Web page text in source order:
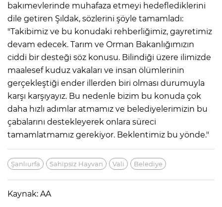
bakımevlerinde muhafaza etmeyi hedeflediklerini
dile getiren Şıldak, sözlerini şöyle tamamladı:
"Takibimiz ve bu konudaki rehberliğimiz, gayretimiz
devam edecek. Tarım ve Orman Bakanlığımızın
ciddi bir desteği söz konusu. Bilindiği üzere ilimizde
maalesef kuduz vakaları ve insan ölümlerinin
gerçekleştiği ender illerden biri olması durumuyla
karşı karşıyayız. Bu nedenle bizim bu konuda çok
daha hızlı adımlar atmamız ve belediyelerimizin bu
çabalarını destekleyerek onlara süreci
tamamlatmamız gerekiyor. Beklentimiz bu yönde."
Şanlıurfa Sahipsiz Hayvan Vali Belediye
Kaynak: AA